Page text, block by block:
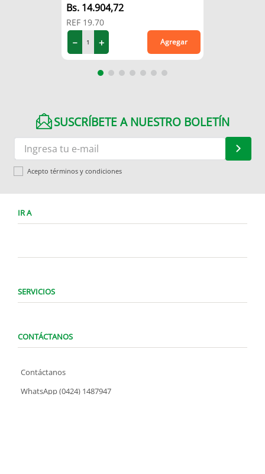
14.904,72
REF 19.70
＋
－ Agregar
SUSCRÍBETE A NUESTRO BOLETÍN
Acepto términos y condiciones
IR A
SERVICIOS
CONTÁCTANOS
Contáctanos
WhatsApp (0424) 1487947